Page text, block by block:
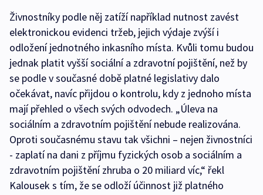
Živnostníky podle něj zatíží například nutnost zavést
elektronickou evidenci tržeb, jejich výdaje zvýší i
odložení jednotného inkasního místa. Kvůli tomu budou
jednak platit vyšší sociální a zdravotní pojištění, než by
se podle v současné době platné legislativy dalo
očekávat, navíc přijdou o kontrolu, kdy z jednoho místa
mají přehled o všech svých odvodech. „Úleva na
sociálním a zdravotním pojištění nebude realizována.
Oproti současnému stavu tak všichni – nejen živnostníci
- zaplatí na dani z příjmu fyzických osob a sociálním a
zdravotním pojištění zhruba o 20 miliard víc,“ řekl
Kalousek s tím, že se odloží účinnost již platného